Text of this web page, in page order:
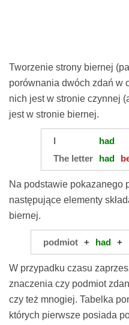
Tworzenie strony biernej
porównania dwóch zdań w
nich jest w stronie czynnej
jest w stronie biernej.
I had
The letter
had
Na podstawie pokazanego
następujące elementy
biernej.
podmiot + had +
W przypadku czasu
znaczenia czy podmiot
czy też mnogiej. Tabelka
których pierwsze posiada